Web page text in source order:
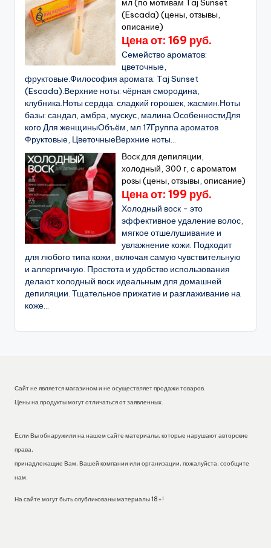
мл (по мотивам Taj Sunset
(Escada) (цены, отзывы,
описание)
Цена от: 169 руб.
Семейство ароматов:
цветочные,
фруктовые.Философия аромата: Taj Sunset
(Escada).Верхние ноты: чёрная смородина,
клубника.Ноты сердца: сладкий горошек, жасмин.Ноты
базы: сандал, амбра, мускус, малина.ОсобенностиДля
кого Для женщиныОбъём, мл 17Группа ароматов
Фруктовые, ЦветочныеВерхние ноты...
Воск для депиляции,
холодный, 300 г, с ароматом
розы (цены, отзывы, описание)
Цена от: 199 руб.
Холодный воск - это
эффективное удаление волос,
мягкое отшелушивание и
увлажнение кожи. Подходит
для любого типа кожи, включая самую чувствительную
и аллергичную. Простота и удобство использования
делают холодный воск идеальным для домашней
депиляции. Тщательное прижатие и разглаживание на
коже...
Сайт не является магазином и не осуществляет продажи товаров.
Цены на продукты могут отличаться от заявленных.
Если Вы обнаружили на нашем сайте материалы, которые нарушают авторские
права,
принадлежащие Вам, Вашей компании или организации, пожалуйста, сообщите
нам.
На сайте могут быть опубликованы материалы 18+!